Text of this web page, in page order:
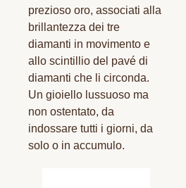
prezioso oro, associati alla
brillantezza dei tre
diamanti in movimento e
allo scintillio del pavé di
diamanti che li circonda.
Un gioiello lussuoso ma
non ostentato, da
indossare tutti i giorni, da
solo o in accumulo.